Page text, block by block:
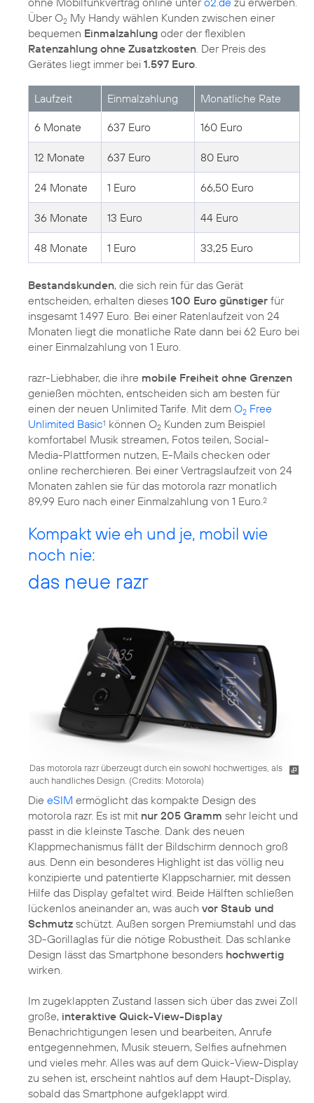
Über O2 My Handy wählen Kunden zwischen einer
bequemen Einmalzahlung oder der flexiblen
Ratenzahlung ohne Zusatzkosten . Der Preis des
Gerätes liegt immer bei 1.597 Euro
Laufzeit Einmalzahlung Monatliche Rate
6 Monate 637 Euro 160 Euro
12 Monate 637 Euro 80 Euro
24 Monate 1 Euro 66,50 Euro
36 Monate 13 Euro 44 Euro
48 Monate 1 Euro 33,25 Euro
Bestandskunden, die sich rein für das Gerät
entscheiden, erhalten dieses 100 Euro günstiger für
insgesamt 1.497 Euro. Bei einer Ratenlaufzeit von 24
Monaten liegt die monatliche Rate dann bei 62 Euro bei
einer Einmalzahlung von 1 Euro.
razr-Liebhaber, die ihre mobile Freiheit ohne Grenzen
genießen möchten, entscheiden sich am besten für
einen der neuen Unlimited Tarife. Mit dem O2 Free
Unlimited Basic1 können O2 Kunden zum Beispiel
komfortabel Musik streamen, Fotos teilen, Social-
Media-Plattformen nutzen, E-Mails checken oder
online recherchieren. Bei einer Vertragslaufzeit von 24
Monaten zahlen sie für das motorola razr monatlich
89,99 Euro nach einer Einmalzahlung von 1 Euro. 2
Kompakt wie eh und je, mobil wie
noch nie:
das neue razr
Das motorola razr überzeugt durch ein sowohl hochwertiges, als
auch handliches Design. (Credits: Motorola)
Die eSIM ermöglicht das kompakte Design des
motorola razr. Es ist mit nur 205 Gramm sehr leicht und
passt in die kleinste Tasche. Dank des neuen
Klappmechanismus fällt der Bildschirm dennoch groß
aus. Denn ein besonderes Highlight ist das völlig neu
konzipierte und patentierte Klappscharnier, mit dessen
Hilfe das Display gefaltet wird. Beide Hälften schließen
lückenlos aneinander an, was auch vor Staub und
Schmutz schützt. Außen sorgen Premiumstahl und das
3D-Gorillaglas für die nötige Robustheit. Das schlanke
Design lässt das Smartphone besonders hochwertig
wirken.
Im zugeklappten Zustand lassen sich über das zwei Zoll
große, interaktive Quick-View-Display
Benachrichtigungen lesen und bearbeiten, Anrufe
entgegennehmen, Musik steuern, Selfies aufnehmen
und vieles mehr. Alles was auf dem Quick-View-Display
zu sehen ist, erscheint nahtlos auf dem Haupt-Display,